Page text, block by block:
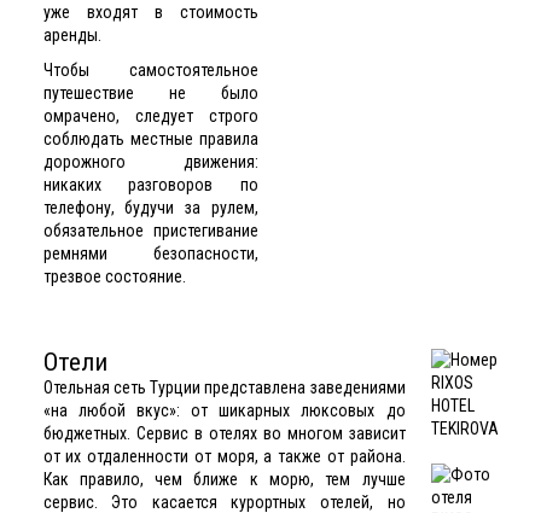
уже входят в стоимость
аренды.
Чтобы самостоятельное
путешествие не было
омрачено, следует строго
соблюдать местные правила
дорожного движения:
никаких разговоров по
телефону, будучи за рулем,
обязательное пристегивание
ремнями безопасности,
трезвое состояние.
Отели
Отельная сеть Турции представлена заведениями
«на любой вкус»: от шикарных люксовых до
бюджетных. Сервис в отелях во многом зависит
от их отдаленности от моря, а также от района.
Как правило, чем ближе к морю, тем лучше
сервис. Это касается курортных отелей, но